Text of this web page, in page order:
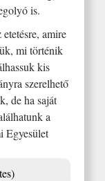
is.
amire
mi történik
kis
szerelhető
de ha saját
a
Egyesület